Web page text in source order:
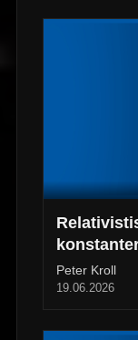
und
Peter Kroll
19.06.2026